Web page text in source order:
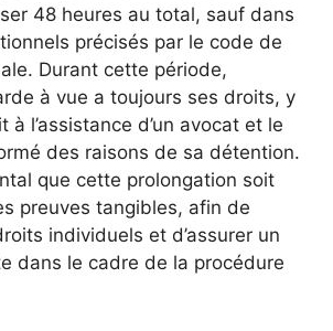
48 heures au total, sauf dans
précisés par le code de
Durant cette période,
à vue a toujours ses droits, y
à l’assistance d’un avocat et le
des raisons de sa détention.
que cette prolongation soit
preuves tangibles, afin de
individuels et d’assurer un
dans le cadre de la procédure